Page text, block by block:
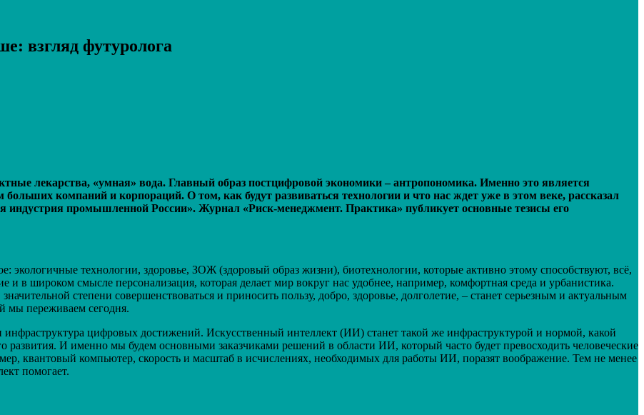
взгляд футуролога
лекарства, «умная» вода. Главный образ постцифровой экономики – антропономика. Именно это является
компаний и корпораций. О том, как будут развиваться технологии и что нас ждет уже в этом веке, рассказал
индустрия промышленной России». Журнал «Риск-менеджмент. Практика» публикует основные тезисы его
экологичные технологии, здоровье, ЗОЖ (здоровый образ жизни), биотехнологии, которые активно этому способствуют, всё,
и в широком смысле персонализация, которая делает мир вокруг нас удобнее, например, комфортная среда и урбанистика.
степени совершенствоваться и приносить пользу, добро, здоровье, долголетие, – станет серьезным и актуальным
мы переживаем сегодня.
цифровых достижений. Искусственный интеллект (ИИ) станет такой же инфраструктурой и нормой, какой
И именно мы будем основными заказчиками решений в области ИИ, который часто будет превосходить человеческие
квантовый компьютер, скорость и масштаб в исчислениях, необходимых для работы ИИ, поразят воображение. Тем не менее
помогает.